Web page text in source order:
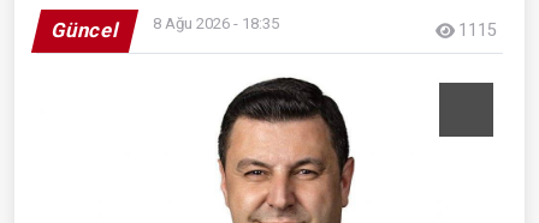
Güncel 8 Ağu 2026 - 18:35 1115